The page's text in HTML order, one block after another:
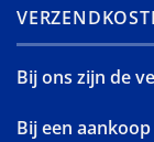
Bij ons zijn de
Bij een